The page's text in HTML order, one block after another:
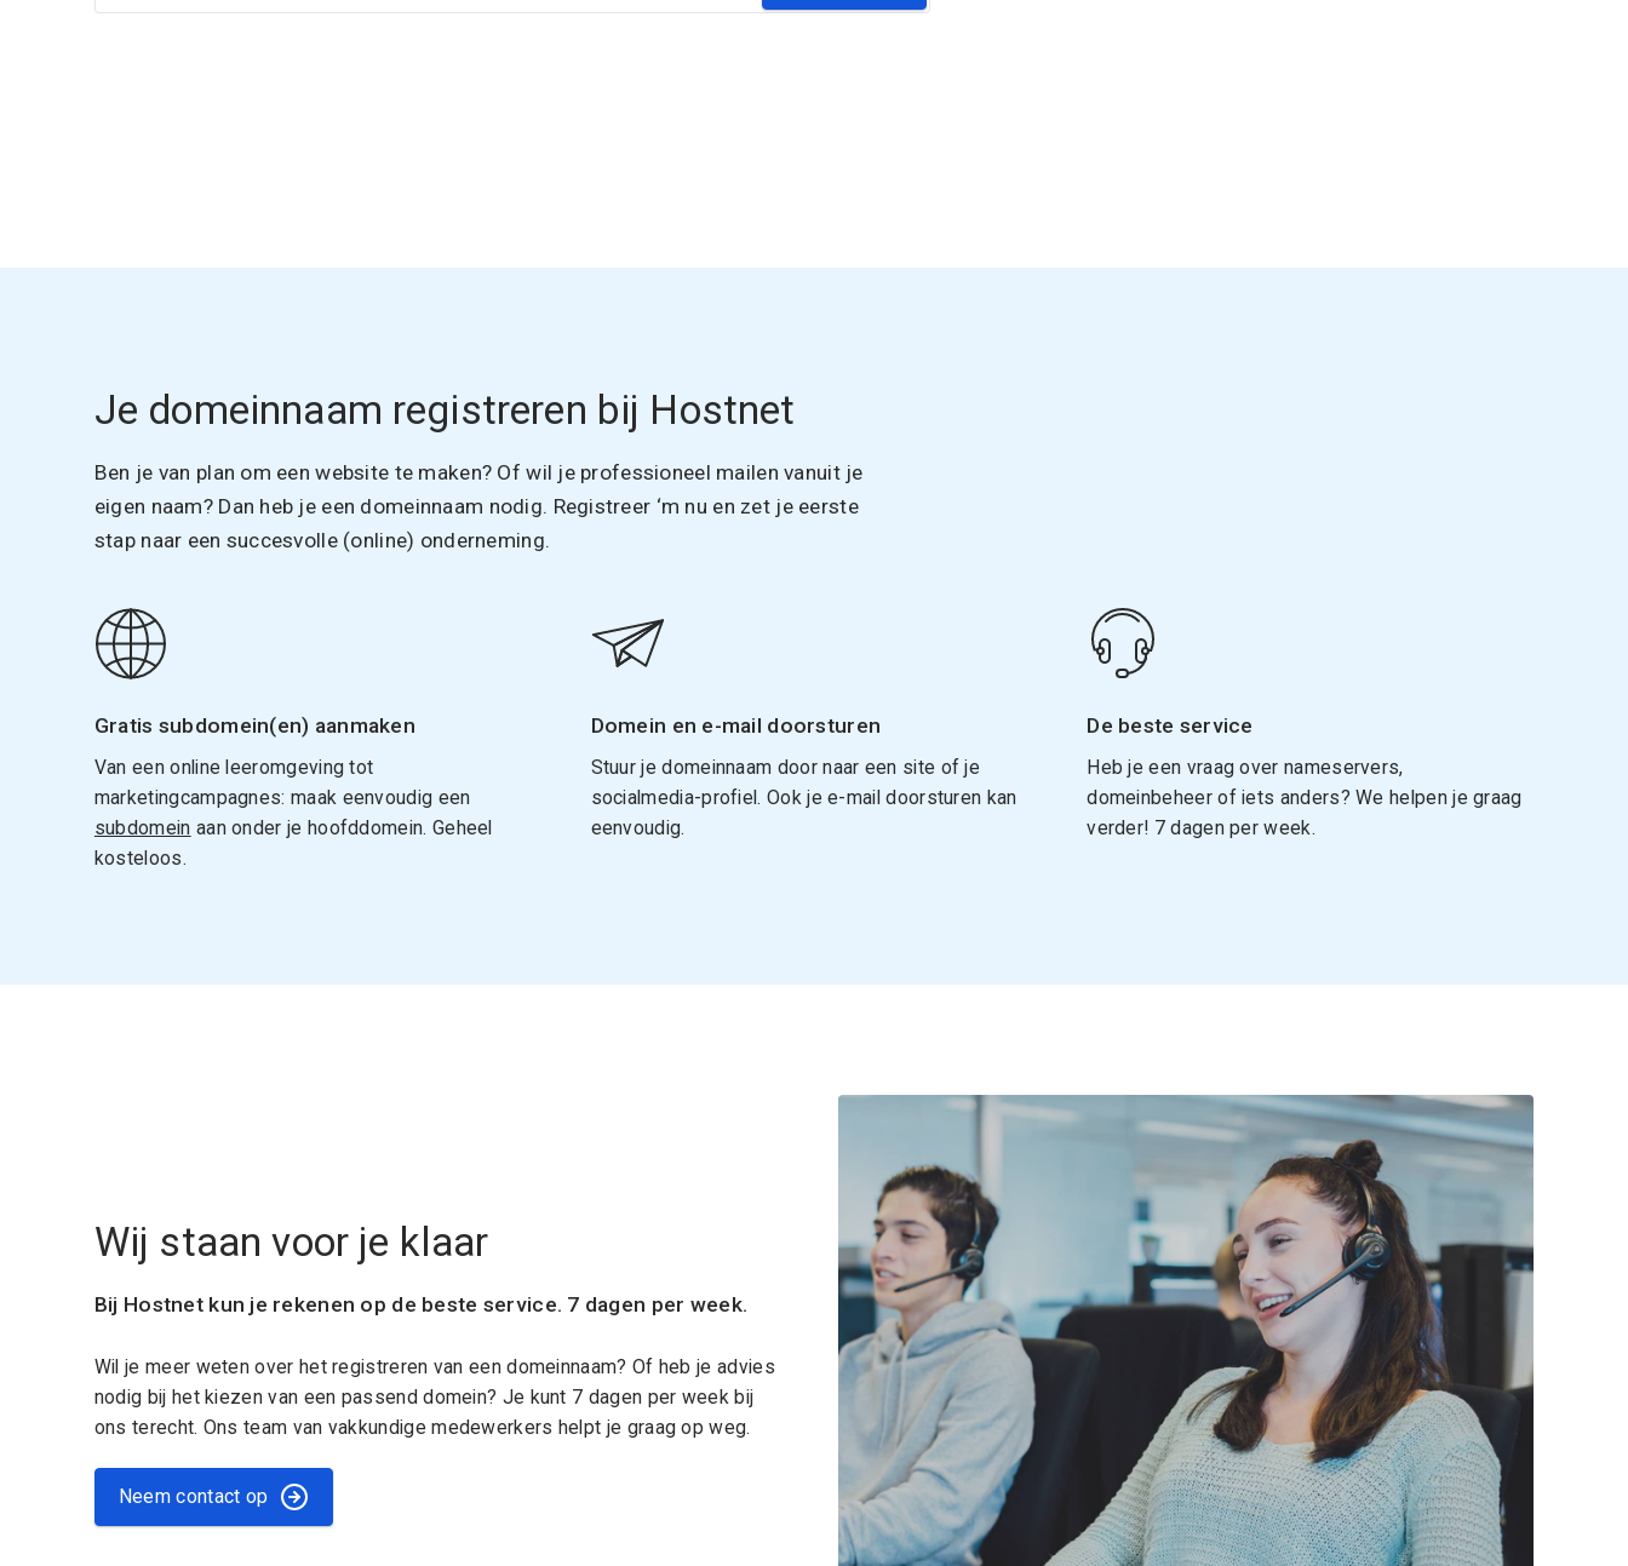
Je domeinnaam registreren bij Hostnet
Ben je van plan om een website te maken? Of wil je professioneel mailen vanuit je
eigen naam? Dan heb je een domeinnaam nodig. Registreer ‘m nu en zet je eerste
stap naar een succesvolle (online) onderneming.
Gratis subdomein(en) aanmaken
Van een online leeromgeving tot
marketingcampagnes: maak eenvoudig een
subdomein aan onder je hoofddomein. Geheel
kosteloos.
Domein en e-mail doorsturen
Stuur je domeinnaam door naar een site of je
socialmedia-profiel. Ook je e-mail doorsturen kan
eenvoudig.
De beste service
Heb je een vraag over nameservers,
domeinbeheer of iets anders? We helpen je graag
verder! 7 dagen per week.
Wij staan voor je klaar
Bij Hostnet kun je rekenen op de beste service. 7 dagen per week.
Wil je meer weten over het registreren van een domeinnaam? Of heb je advies
nodig bij het kiezen van een passend domein? Je kunt 7 dagen per week bij
ons terecht. Ons team van vakkundige medewerkers helpt je graag op weg.
Neem contact op